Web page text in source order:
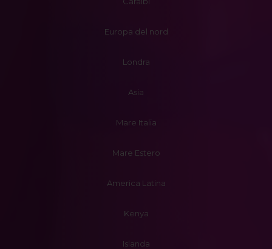
Europa del nord
Londra
Asia
Mare Italia
Mare Estero
America Latina
Kenya
Islanda